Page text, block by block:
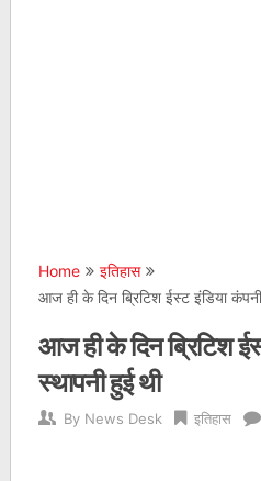
Home
इतिहास
आज ही के दिन ब्रिटिश ईस्ट इंडिया
आज ही के दिन ब्रिटिश
स्थापनी हुई थी
By News Desk इतिहास